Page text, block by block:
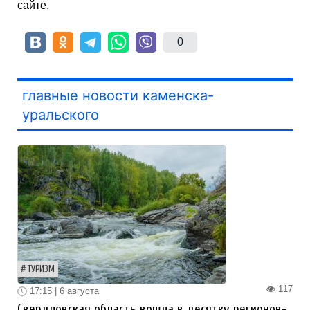
сайте.
0
главные новости каменска-
уральского
ТУРИЗМ
117
17:15 | 6 августа